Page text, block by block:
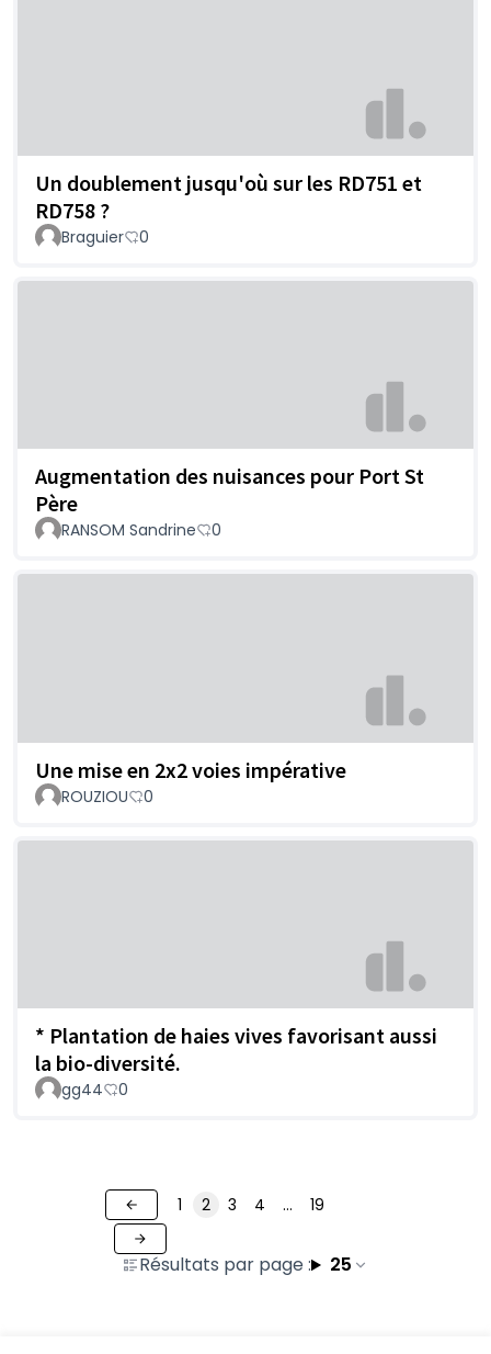
Un doublement jusqu'où sur les RD751 et
RD758 ?
Braguier 0
Augmentation des nuisances pour Port St
Père
RANSOM Sandrine 0
Une mise en 2x2 voies impérative
ROUZIOU 0
* Plantation de haies vives favorisant aussi
la bio-diversité.
gg44 0
Résultats par page : 25
1 2 3 4 … 19